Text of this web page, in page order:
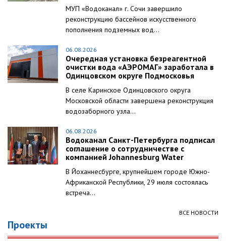
МУП «Водоканал» г. Сочи завершило
реконструкцию бассейнов искусственного
пополнения подземных вод...
06.08.2026
Очередная установка безреагентной
очистки вода «АЭРОМАГ» заработала в
Одинцовском округе Подмосковья
В селе Каринское Одинцовского округа
Московской области завершена реконструкция
водозаборного узла...
06.08.2026
Водоканал Санкт-Петербурга подписал
соглашение о сотрудничестве с
компанией Johannesburg Water
В Йоханнесбурге, крупнейшем городе Южно-
Африканской Республики, 29 июля состоялась
встреча...
ВСЕ НОВОСТИ
Проекты